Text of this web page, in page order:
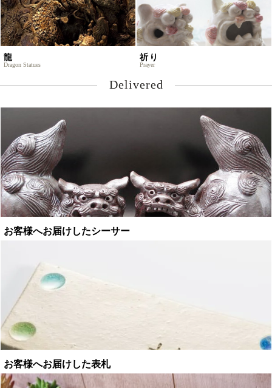
龍
Dragon Statues
祈り
Prayer
Delivered
お客様へお届けしたシーサー
お客様へお届けした表札